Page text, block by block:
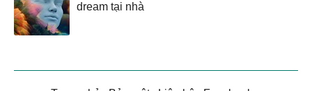
dream tại nhà